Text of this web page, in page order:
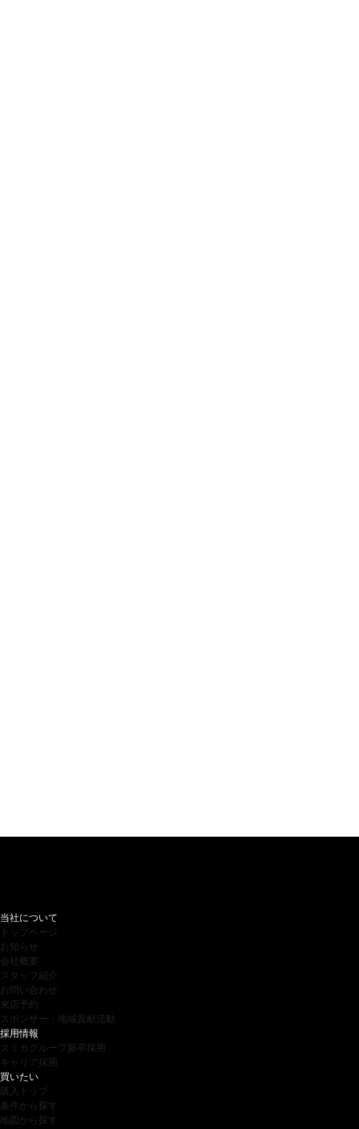
当社について
トップページ
お知らせ
会社概要
スタッフ紹介
お問い合わせ
来店予約
スポンサー・地域貢献活動
採用情報
スミカグループ新卒採用
キャリア採用
買いたい
購入トップ
条件から探す
地図から探す